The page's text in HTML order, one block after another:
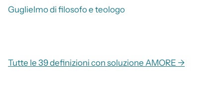
Guglielmo di filosofo e teologo
Tutte le 39 definizioni con soluzione AMORE →